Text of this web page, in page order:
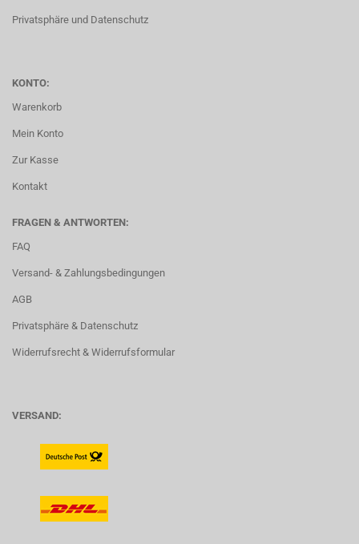
Privatsphäre und Datenschutz
KONTO:
Warenkorb
Mein Konto
Zur Kasse
Kontakt
FRAGEN & ANTWORTEN:
FAQ
Versand- & Zahlungsbedingungen
AGB
Privatsphäre & Datenschutz
Widerrufsrecht & Widerrufsformular
VERSAND: